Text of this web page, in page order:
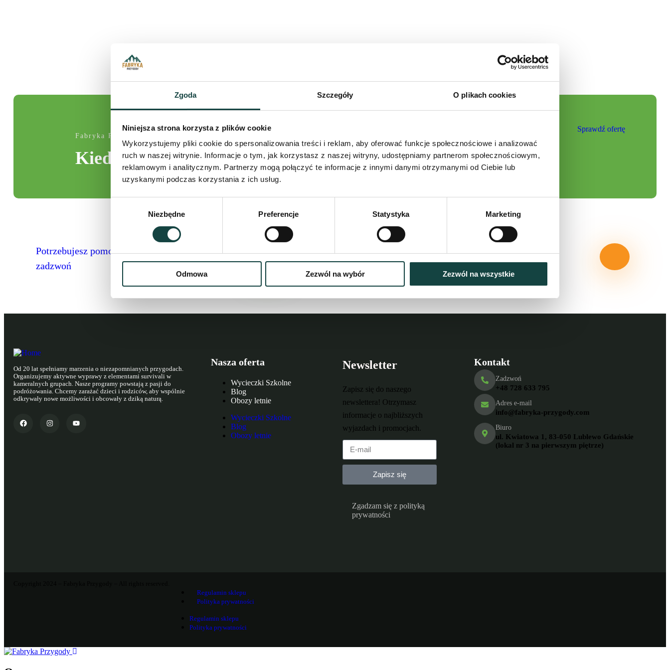
Zgoda Szczegóły O plikach cookies
Niniejsza strona korzysta z plików cookie
Wykorzystujemy pliki cookie do spersonalizowania treści i reklam, aby oferować funkcje społecznościowe i analizować
ruch w naszej witrynie. Informacje o tym, jak korzystasz z naszej witryny, udostępniamy partnerom społecznościowym,
reklamowym i analitycznym. Partnerzy mogą połączyć te informacje z innymi danymi otrzymanymi od Ciebie lub
uzyskanymi podczas korzystania z ich usług.
Niezbędne Preferencje Statystyka Marketing
Odmowa Zezwól na wybór Zezwól na wszystkie
Fabryka Przygody
Kiedy ostatnio przeżyłeś przygodę?
Sprawdź ofertę
Potrzebujesz pomocy? Konsultacji? Napisz,
zadzwoń
Nie wybrałeś jeszcze odpowiedniej
wycieczki? Zobacz wszystkie
Od 20 lat spełniamy marzenia o niezapomnianych przygodach.
Organizujemy aktywne wyprawy z elementami survivali w
kameralnych grupach. Nasze programy powstają z pasji do
podróżowania. Chcemy zarażać dzieci i rodziców, aby wspólnie
odkrywały nowe możliwości i obcowały z dziką naturą.
Nasza oferta
Wycieczki Szkolne
Blog
Obozy letnie
Wycieczki Szkolne
Blog
Obozy letnie
Newsletter
Zapisz się do naszego
newslettera! Otrzymasz
informacje o najbliższych
wyjazdach i promocjach.
Zapisz się
Zgadzam się z polityką
prywatności
Kontakt
Zadzwoń
+48 728 633 795
Adres e-mail
info@fabryka-przygody.com
Biuro
ul. Kwiatowa 1, 83-050 Lublewo Gdańskie
(lokal nr 3 na pierwszym piętrze)
Regulamin sklepu
Polityka prywatności
Regulamin sklepu
Polityka prywatności